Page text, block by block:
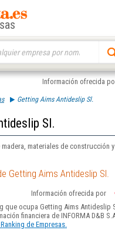
Información ofrecida
Getting Aims Antideslip Sl.
Sl.
materiales de construcción
Getting Aims Antideslip Sl.
Información ofrecida por
que ocupa Getting Aims Antideslip
financiera de INFORMA D&B
de Empresas.